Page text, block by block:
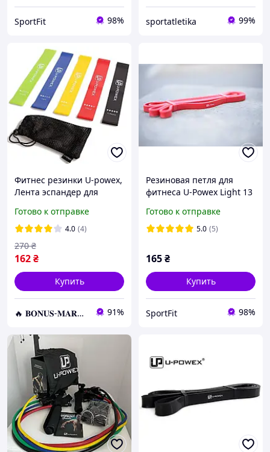
SportFit 98% sportatletika 99%
Фитнес резинки U-powex,
Лента эспандер для
тренировок
Готово к отправке
4.0 (4)
162₴
270 ₴
Купить
🔥 𝐁𝐎𝐍𝐔𝐒-𝐌𝐀𝐑𝐊𝐄𝐓 🔥 – Трендовые товары по лучшим ценам 91%
Резиновая петля для
фитнеса U-Powex Light 13
Готово к отправке
5.0 (5)
165₴
Купить
SportFit 98%